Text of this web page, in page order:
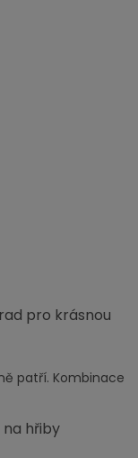
pro krásnou
patří. Kombinace
hřiby